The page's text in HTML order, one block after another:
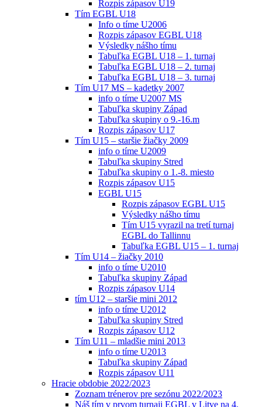
Rozpis zápasov U19
Tím EGBL U18
Info o tíme U2006
Rozpis zápasov EGBL U18
Výsledky nášho tímu
Tabuľka EGBL U18 – 1. turnaj
Tabuľka EGBL U18 – 2. turnaj
Tabuľka EGBL U18 – 3. turnaj
Tím U17 MS – kadetky 2007
info o tíme U2007 MS
Tabuľka skupiny Západ
Tabuľka skupiny o 9.-16.m
Rozpis zápasov U17
Tím U15 – staršie žiačky 2009
info o tíme U2009
Tabuľka skupiny Stred
Tabuľka skupiny o 1.-8. miesto
Rozpis zápasov U15
EGBL U15
Rozpis zápasov EGBL U15
Výsledky nášho tímu
Tím U15 vyrazil na tretí turnaj
EGBL do Tallinnu
Tabuľka EGBL U15 – 1. turnaj
Tím U14 – žiačky 2010
info o tíme U2010
Tabuľka skupiny Západ
Rozpis zápasov U14
tím U12 – staršie mini 2012
info o tíme U2012
Tabuľka skupiny Stred
Rozpis zápasov U12
Tím U11 – mladšie mini 2013
info o tíme U2013
Tabuľka skupiny Západ
Rozpis zápasov U11
Hracie obdobie 2022/2023
Zoznam trénerov pre sezónu 2022/2023
Náš tím v prvom turnaji EGBL v Litve na 4.